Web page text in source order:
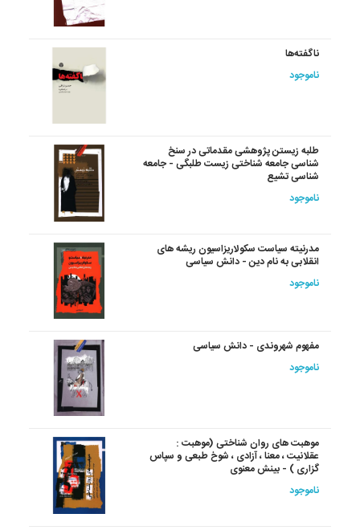
ناگفته‌ها
ناموجود
طلبه زیستن پژوهشی مقدماتی در سنخ
شناسی جامعه شناختی زیست طلبگی - جامعه
شناسی تشیع
ناموجود
مدرنیته سیاست سکولاریزاسیون ریشه های
انقلابی به نام دین - دانش سیاسی
ناموجود
مفهوم شهروندی - دانش سیاسی
ناموجود
موهبت های روان شناختی (موهبت :
عقلانیت ، معنا ، آزادی ، شوخ طبعی و سپاس
گزاری ) - بینش معنوی
ناموجود